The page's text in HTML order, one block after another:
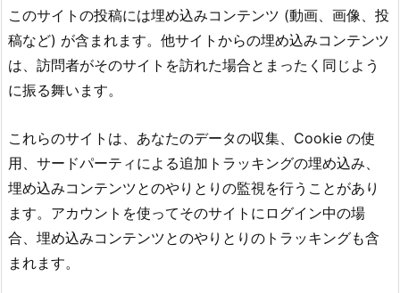
このサイトの投稿には埋め込みコンテンツ (動画、画像、投
稿など) が含まれます。他サイトからの埋め込みコンテンツ
は、訪問者がそのサイトを訪れた場合とまったく同じよう
に振る舞います。
これらのサイトは、あなたのデータの収集、Cookie の使
用、サードパーティによる追加トラッキングの埋め込み、
埋め込みコンテンツとのやりとりの監視を行うことがあり
ます。アカウントを使ってそのサイトにログイン中の場
合、埋め込みコンテンツとのやりとりのトラッキングも含
まれます。